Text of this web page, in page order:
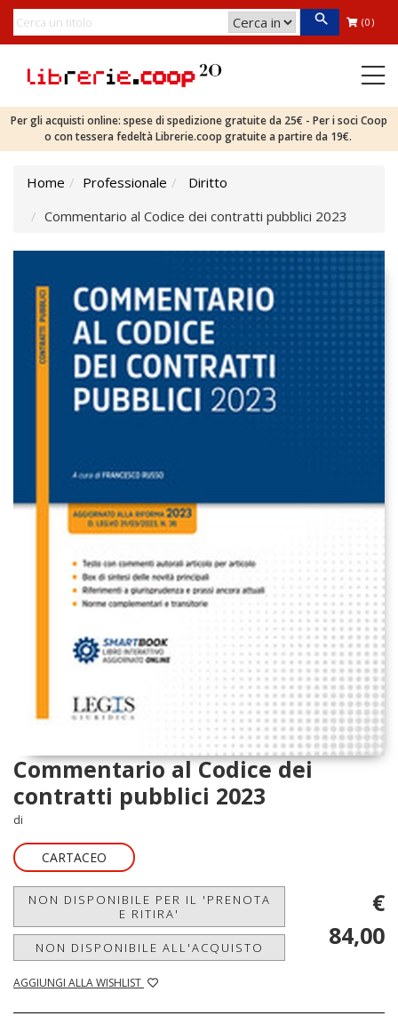
(0)
Per gli acquisti online: spese di spedizione gratuite da 25€ - Per i soci Coop
o con tessera fedeltà Librerie.coop gratuite a partire da 19€.
Home Professionale
Diritto
Commentario al Codice dei contratti pubblici 2023
Commentario al Codice dei
contratti pubblici 2023
di
CARTACEO
NON DISPONIBILE PER IL 'PRENOTA
E RITIRA'
NON DISPONIBILE ALL'ACQUISTO
AGGIUNGI ALLA WISHLIST
€
84,00